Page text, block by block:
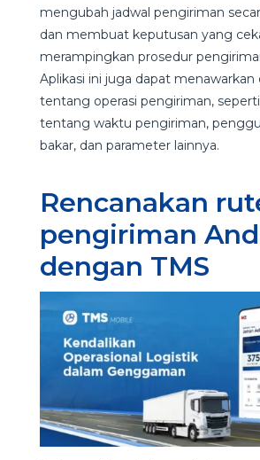
mengubah jadwal pengiriman
dan membuat keputusan yang
merampingkan prosedur
Aplikasi ini juga dapat
tentang operasi pengiriman,
tentang waktu pengiriman,
bakar, dan parameter lainnya.
Rencanakan
pengiriman
dengan TMS